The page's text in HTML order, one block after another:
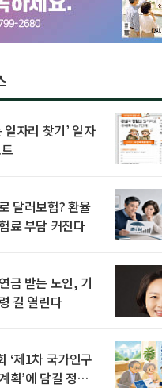
일자리 찾기’ 일자
달러보험? 환율
료 부담 커진다
금 받는 노인, 기
길 열린다
‘제1차 국가인구
획’에 담길 정책